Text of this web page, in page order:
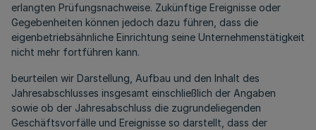
erlangten Prüfungsnachweise. Zukünftige Ereignisse oder
Gegebenheiten können jedoch dazu führen, dass die
eigenbetriebsähnliche Einrichtung seine Unternehmenstätigkeit
nicht mehr fortführen kann.
beurteilen wir Darstellung, Aufbau und den Inhalt des
Jahresabschlusses insgesamt einschließlich der Angaben
sowie ob der Jahresabschluss die zugrundeliegenden
Geschäftsvorfälle und Ereignisse so darstellt, dass der